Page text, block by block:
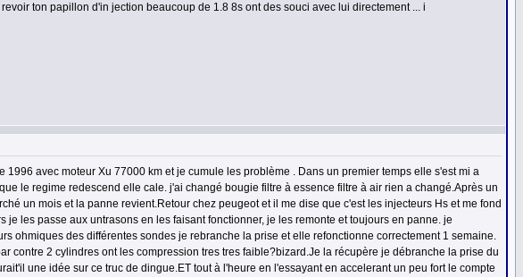
ton papillon d'in jection beaucoup de 1.8 8s ont des souci avec lui directement ... i
avec moteur Xu 77000 km et je cumule les problème . Dans un premier temps elle s'est mi a
le regime redescend elle cale. j'ai changé bougie filtre à essence filtre à air rien a changé.Après un
un mois et la panne revient.Retour chez peugeot et il me dise que c'est les injecteurs Hs et me fond
les passe aux untrasons en les faisant fonctionner, je les remonte et toujours en panne. je
ohmiques des différentes sondes je rebranche la prise et elle refonctionne correctement 1 semaine.
contre 2 cylindres ont les compression tres tres faible?bizard.Je la récupère je débranche la prise du
une idée sur ce truc de dingue.ET tout à l'heure en l'essayant en accelerant un peu fort le compte